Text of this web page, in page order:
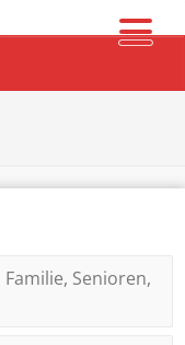
Senioren,